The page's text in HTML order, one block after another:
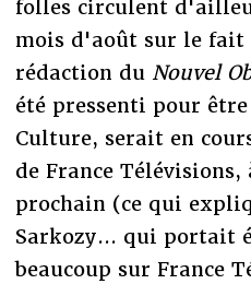
folles circulent
mois d'août sur le fait
rédaction du Nouvel
été pressenti pour
Culture, serait en
de France
prochain (ce qui
Sarkozy... qui portait
beaucoup sur France